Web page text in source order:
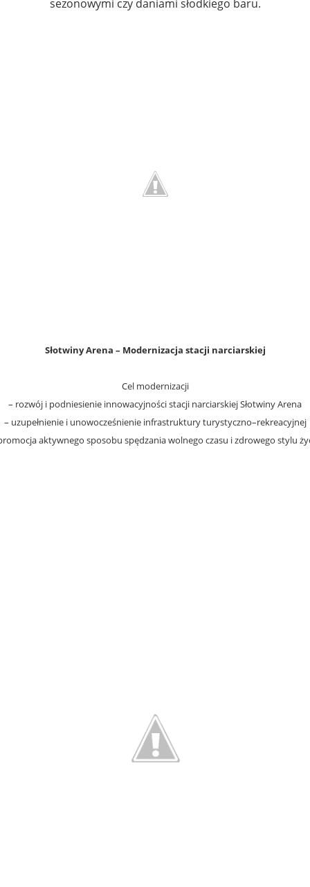
sezonowymi czy daniami słodkiego baru.
Słotwiny Arena – Modernizacja stacji narciarskiej
Cel modernizacji
– rozwój i podniesienie innowacyjności stacji narciarskiej Słotwiny Arena
– uzupełnienie i unowocześnienie infrastruktury turystyczno–rekreacyjnej
aktywnego sposobu spędzania wolnego czasu i zdrowego stylu